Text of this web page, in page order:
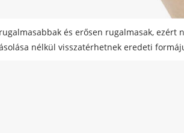
és erősen rugalmasak, ezért
nélkül visszatérhetnek eredeti